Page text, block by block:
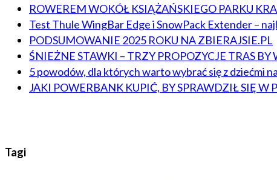
ROWEREM WOKÓŁ KSIĄŻAŃSKIEGO PARKU
Test Thule WingBar Edge i SnowPack Extender –
PODSUMOWANIE 2025 ROKU NA ZBIERAJSIE.PL
ŚNIEŻNE STAWKI – TRZY PROPOZYCJE TRAS
5 powodów, dla których warto wybrać się z dziećmi
JAKI POWERBANK KUPIĆ, BY SPRAWDZIŁ SIĘ
Tagi